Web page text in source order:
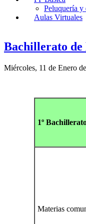
Peluquería y
Aulas Virtuales
Bachillerato de
Miércoles, 11 de Enero
1º
Materias